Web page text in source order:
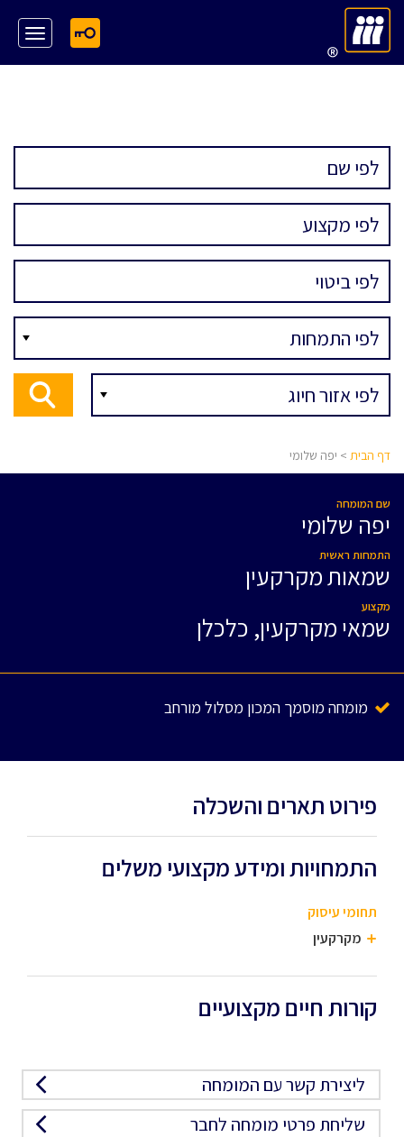
דף הבית > יפה שלומי
שם המומחה
יפה שלומי
התמחות ראשית
שמאות מקרקעין
מקצוע
שמאי מקרקעין, כלכלן
מומחה מוסמך המכון מסלול מורחב
פירוט תארים והשכלה
התמחויות ומידע מקצועי משלים
תחומי עיסוק
מקרקעין
קורות חיים מקצועיים
ליצירת קשר עם המומחה
שליחת פרטי מומחה לחבר